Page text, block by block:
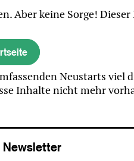
Aber keine Sorge!
Neustarts viel
Inhalte nicht mehr
Newsletter